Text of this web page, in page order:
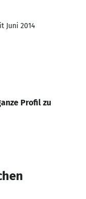
Juni 2014
Profil zu